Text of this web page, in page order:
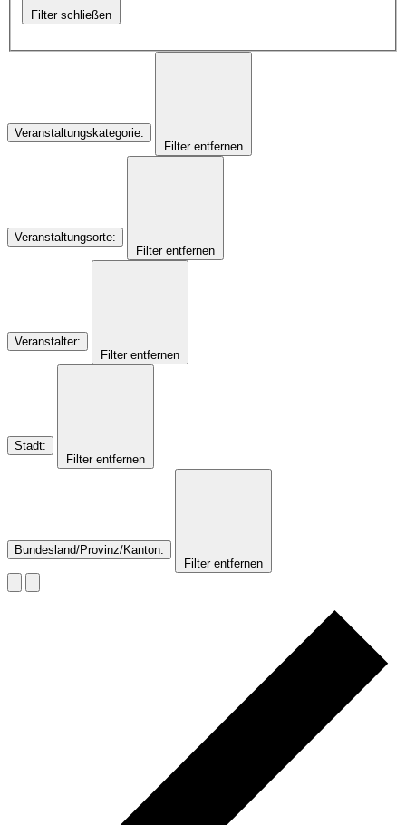
Filter schließen
Veranstaltungskategorie:
Filter entfernen
Veranstaltungsorte:
Filter entfernen
Veranstalter:
Filter entfernen
Stadt:
Filter entfernen
Bundesland/Provinz/Kanton:
Filter entfernen